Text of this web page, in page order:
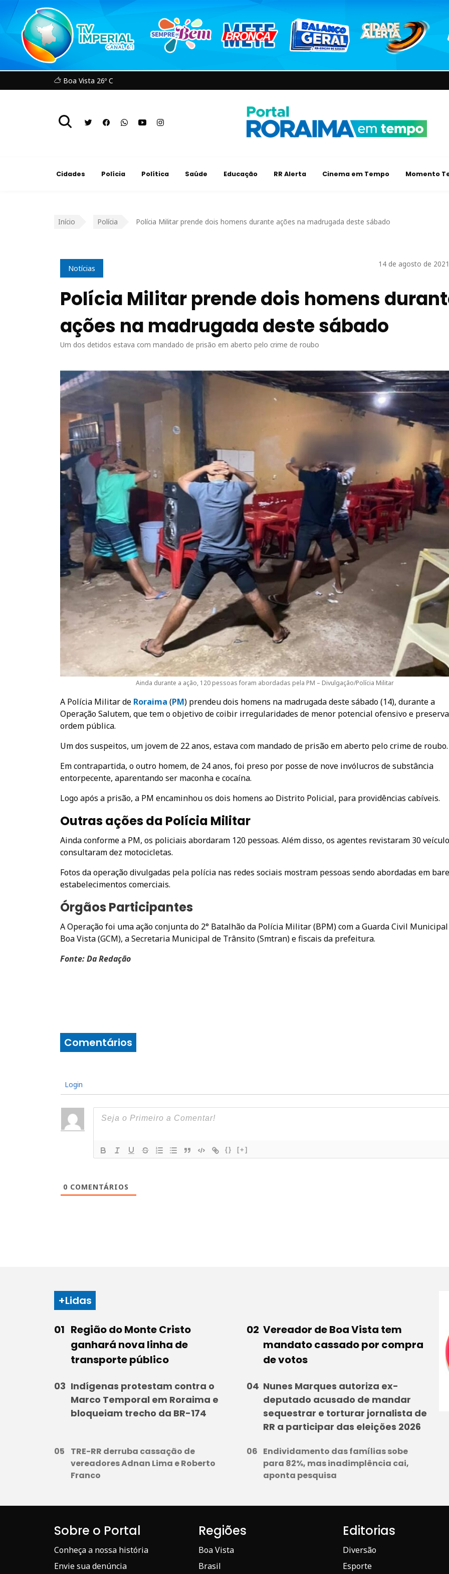
Boa Vista 26º C
Cidades Polícia Política Saúde Educação RR Alerta Cinema em Tempo Momento
Início Polícia Polícia Militar prende dois homens durante ações na madrugada deste sábado
Notícias 14 de agosto de
Polícia Militar prende dois homens
ações na madrugada deste sábado
Um dos detidos estava com mandado de prisão em aberto pelo crime de roubo
Ainda durante a ação, 120 pessoas foram abordadas pela PM – Divulgação/Polícia Militar
A Polícia Militar de Roraima (PM) prendeu dois homens na madrugada deste sábado (14), durante a
Operação Salutem, que tem o objetivo de coibir irregularidades de menor potencial ofensivo e
ordem pública.
Um dos suspeitos, um jovem de 22 anos, estava com mandado de prisão em aberto pelo crime de roubo.
Em contrapartida, o outro homem, de 24 anos, foi preso por posse de nove invólucros de substância
entorpecente, aparentando ser maconha e cocaína.
Logo após a prisão, a PM encaminhou os dois homens ao Distrito Policial, para providências cabíveis.
Outras ações da Polícia Militar
Ainda conforme a PM, os policiais abordaram 120 pessoas. Além disso, os agentes revistaram 30
consultaram dez motocicletas.
Fotos da operação divulgadas pela polícia nas redes sociais mostram pessoas sendo abordadas em
estabelecimentos comerciais.
Órgãos Participantes
A Operação foi uma ação conjunta do 2° Batalhão da Polícia Militar (BPM) com a Guarda Civil
Boa Vista (GCM), a Secretaria Municipal de Trânsito (Smtran) e fiscais da prefeitura.
Fonte: Da Redação
Comentários
Login
{} [+]
0 COMENTÁRIOS
+Lidas
Região do Monte Cristo
ganhará nova linha de
transporte público
Vereador de Boa Vista tem
mandato cassado por compra
de votos
Indígenas protestam contra o
Marco Temporal em Roraima e
bloqueiam trecho da BR-174
Nunes Marques autoriza ex-
deputado acusado de mandar
sequestrar e torturar jornalista de
RR a participar das eleições 2026
TRE-RR derruba cassação de
vereadores Adnan Lima e Roberto
Franco
Endividamento das famílias sobe
para 82%, mas inadimplência cai,
aponta pesquisa
Sobre o Portal
Conheça a nossa história
Envie sua denúncia
Regiões
Boa Vista
Brasil
Editorias
Diversão
Esporte